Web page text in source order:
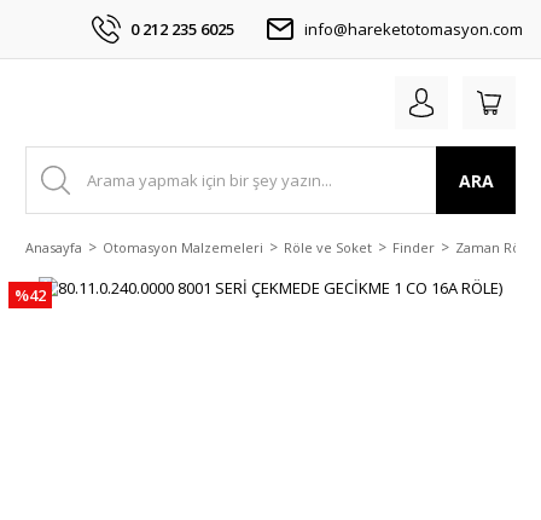
0 212 235 6025 info@hareketotomasyon.com
ARA
Anasayfa Otomasyon Malzemeleri Röle ve Soket Finder Zaman Rölesi
%42